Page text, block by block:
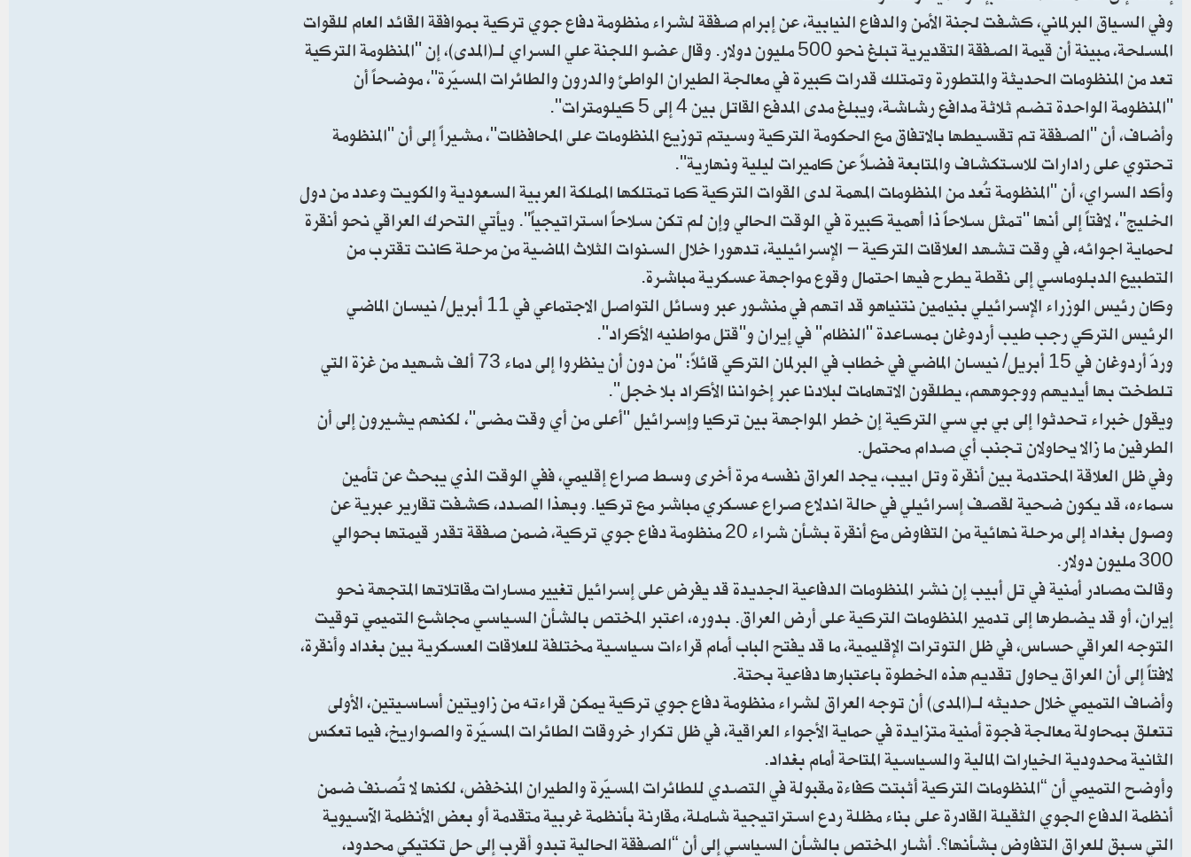
وفي السياق البرلماني، كشفت لجنة الأمن والدفاع النيابية، عن إبرام صفقة لشراء منظومة دفاع جوي تركية بموافقة القائد العام للقوات
المسلحة، مبينة أن قيمة الصفقة التقديرية تبلغ نحو 500 مليون دولار. وقال عضو اللجنة علي السراي لـ(المدى)، إن "المنظومة التركية
تعد من المنظومات الحديثة والمتطورة وتمتلك قدرات كبيرة في معالجة الطيران الواطئ والدرون والطائرات المسيّرة"، موضحاً أن
"المنظومة الواحدة تضم ثلاثة مدافع رشاشة، ويبلغ مدى المدفع القاتل بين 4 إلى 5 كيلومترات".
وأضاف، أن "الصفقة تم تقسيطها بالاتفاق مع الحكومة التركية وسيتم توزيع المنظومات على المحافظات"، مشيراً إلى أن "المنظومة
تحتوي على رادارات للاستكشاف والمتابعة فضلاً عن كاميرات ليلية ونهارية".
وأكد السراي، أن "المنظومة تُعد من المنظومات المهمة لدى القوات التركية كما تمتلكها المملكة العربية السعودية والكويت وعدد من دول
الخليج"، لافتاً إلى أنها "تمثل سلاحاً ذا أهمية كبيرة في الوقت الحالي وإن لم تكن سلاحاً استراتيجياً". ويأتي التحرك العراقي نحو أنقرة
لحماية اجوائه، في وقت تشهد العلاقات التركية – الإسرائيلية، تدهورا خلال السنوات الثلاث الماضية من مرحلة كانت تقترب من
التطبيع الدبلوماسي إلى نقطة يطرح فيها احتمال وقوع مواجهة عسكرية مباشرة.
وكان رئيس الوزراء الإسرائيلي بنيامين نتنياهو قد اتهم في منشور عبر وسائل التواصل الاجتماعي في 11 أبريل/ نيسان الماضي
الرئيس التركي رجب طيب أردوغان بمساعدة "النظام" في إيران و"قتل مواطنيه الأكراد".
وردّ أردوغان في 15 أبريل/ نيسان الماضي في خطاب في البرلمان التركي قائلاً: "من دون أن ينظروا إلى دماء 73 ألف شهيد من غزة التي
تلطخت بها أيديهم ووجوههم، يطلقون الاتهامات لبلادنا عبر إخواننا الأكراد بلا خجل".
ويقول خبراء تحدثوا إلى بي بي سي التركية إن خطر المواجهة بين تركيا وإسرائيل "أعلى من أي وقت مضى"، لكنهم يشيرون إلى أن
الطرفين ما زالا يحاولان تجنب أي صدام محتمل.
وفي ظل العلاقة المحتدمة بين أنقرة وتل ابيب، يجد العراق نفسه مرة أخرى وسط صراع إقليمي، ففي الوقت الذي يبحث عن تأمين
سماءه، قد يكون ضحية لقصف إسرائيلي في حالة اندلاع صراع عسكري مباشر مع تركيا. وبهذا الصدد، كشفت تقارير عبرية عن
وصول بغداد إلى مرحلة نهائية من التفاوض مع أنقرة بشأن شراء 20 منظومة دفاع جوي تركية، ضمن صفقة تقدر قيمتها بحوالي
300 مليون دولار.
وقالت مصادر أمنية في تل أبيب إن نشر المنظومات الدفاعية الجديدة قد يفرض على إسرائيل تغيير مسارات مقاتلاتها المتجهة نحو
إيران، أو قد يضطرها إلى تدمير المنظومات التركية على أرض العراق. بدوره، اعتبر المختص بالشأن السياسي مجاشع التميمي توقيت
التوجه العراقي حساس، في ظل التوترات الإقليمية، ما قد يفتح الباب أمام قراءات سياسية مختلفة للعلاقات العسكرية بين بغداد وأنقرة،
لافتاً إلى أن العراق يحاول تقديم هذه الخطوة باعتبارها دفاعية بحتة.
وأضاف التميمي خلال حديثه لـ(المدى) أن توجه العراق لشراء منظومة دفاع جوي تركية يمكن قراءته من زاويتين أساسيتين، الأولى
تتعلق بمحاولة معالجة فجوة أمنية متزايدة في حماية الأجواء العراقية، في ظل تكرار خروقات الطائرات المسيّرة والصواريخ، فيما تعكس
الثانية محدودية الخيارات المالية والسياسية المتاحة أمام بغداد.
وأوضح التميمي أن “المنظومات التركية أثبتت كفاءة مقبولة في التصدي للطائرات المسيّرة والطيران المنخفض، لكنها لا تُصنف ضمن
أنظمة الدفاع الجوي الثقيلة القادرة على بناء مظلة ردع استراتيجية شاملة، مقارنة بأنظمة غربية متقدمة أو بعض الأنظمة الآسيوية
التي سبق للعراق التفاوض بشأنها”. أشار المختص بالشأن السياسي إلى أن “الصفقة الحالية تبدو أقرب إلى حل تكتيكي محدود،